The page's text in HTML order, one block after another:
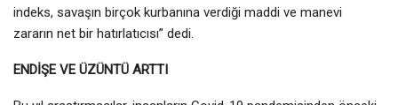
indeks, savaşın birçok kurbanına verdiği maddi ve manevi
zararın net bir hatırlatıcısı” dedi.
ENDİŞE VE ÜZÜNTÜ ARTTI